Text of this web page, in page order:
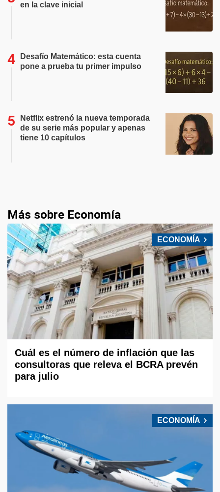
en la clave inicial
Desafío Matemático: esta cuenta
pone a prueba tu primer impulso
Netflix estrenó la nueva temporada
de su serie más popular y apenas
tiene 10 capítulos
Más sobre Economía
ECONOMÍA
Cuál es el número de inflación que las
consultoras que releva el BCRA prevén
para julio
ECONOMÍA